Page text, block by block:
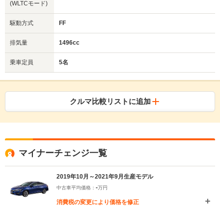
(WLTCモード)
駆動方式 FF
排気量 1496cc
乗車定員 5名
クルマ比較リストに追加
マイナーチェンジ一覧
2019年10月～2021年9月生産モデル
中古車平均価格： -万円
消費税の変更により価格を修正